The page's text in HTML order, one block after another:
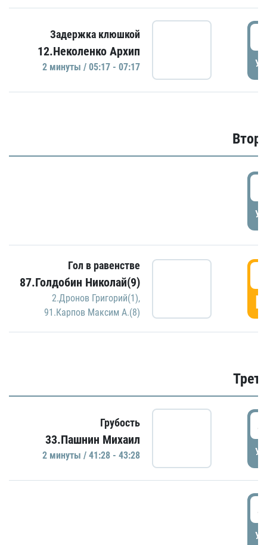
Задержка клюшкой
12.Неколенко Архип
2 минуты / 05:17 - 07:17
Гол в равенстве
87.Голдобин Николай(9)
2.Дронов Григорий(1),
91.Карпов Максим А.(8)
Грубость
33.Пашнин Михаил
2 минуты / 41:28 - 43:28